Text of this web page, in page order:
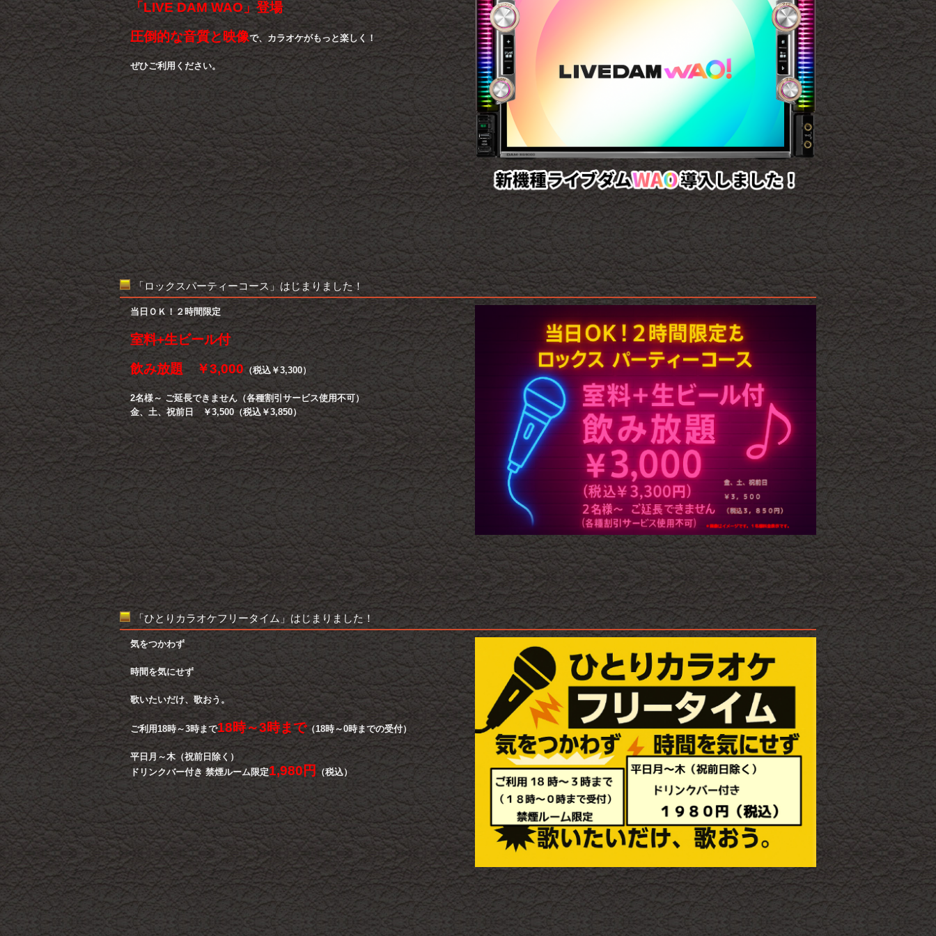
「LIVE DAM WAO」登場
圧倒的な音質と映像で、カラオケがもっと楽しく！
ぜひご利用ください。
「ロックスパーティーコース」はじまりました！
当日ＯＫ！２時間限定
室料+生ビール付
飲み放題 ￥3,000 （税込￥3,300）
2名様～ ご延長できません（各種割引サービス使用不可）
金、土、祝前日 ￥3,500（税込￥3,850）
「ひとりカラオケフリータイム」はじまりました！
気をつかわず
時間を気にせず
歌いたいだけ、歌おう。
ご利用18時～3時まで18時～3時まで（18時～0時までの受付）
平日月～木（祝前日除く）
ドリンクバー付き 禁煙ルーム限定1,980円 （税込）